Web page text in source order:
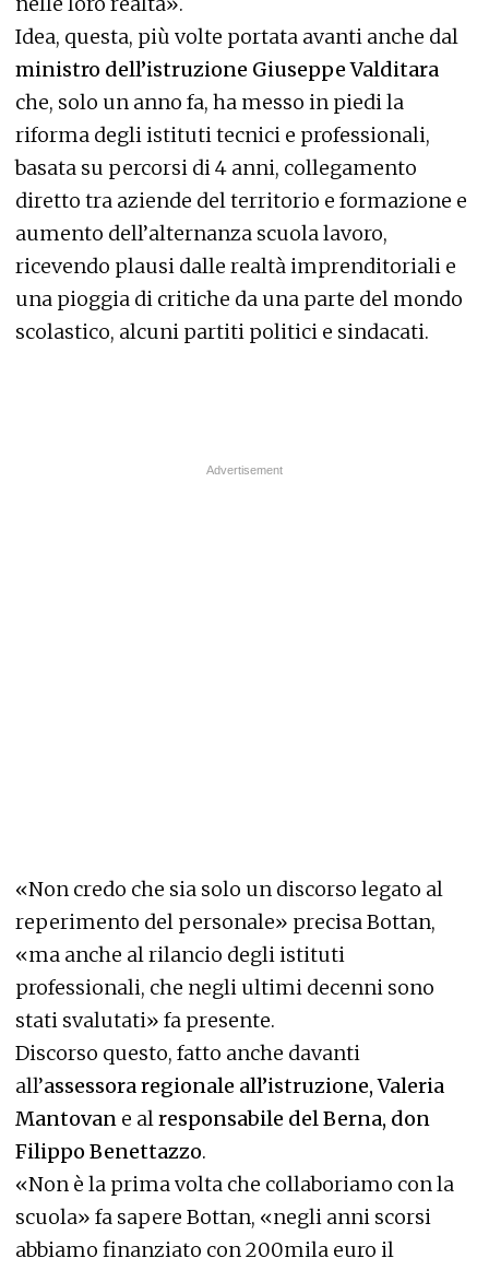
Idea, questa, più volte portata avanti anche dal
ministro dell’istruzione Giuseppe Valditara
che, solo un anno fa, ha messo in piedi la
riforma degli istituti tecnici e professionali,
basata su percorsi di 4 anni, collegamento
diretto tra aziende del territorio e formazione e
aumento dell’alternanza scuola lavoro,
ricevendo plausi dalle realtà imprenditoriali e
una pioggia di critiche da una parte del mondo
scolastico, alcuni partiti politici e sindacati.
«Non credo che sia solo un discorso legato al
reperimento del personale» precisa Bottan,
«ma anche al rilancio degli istituti
professionali, che negli ultimi decenni sono
stati svalutati» fa presente.
Discorso questo, fatto anche davanti
all’assessora regionale all’istruzione, Valeria
Mantovan e al responsabile del Berna, don
Filippo Benettazzo.
«Non è la prima volta che collaboriamo con la
scuola» fa sapere Bottan, «negli anni scorsi
abbiamo finanziato con 200mila euro il